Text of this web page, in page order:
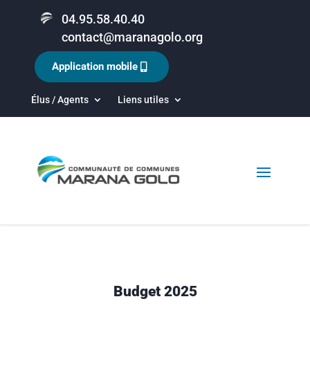
04.95.58.40.40
contact@maranagolo.org
Élus / Agents Liens utiles
Application mobile
Budget 2025